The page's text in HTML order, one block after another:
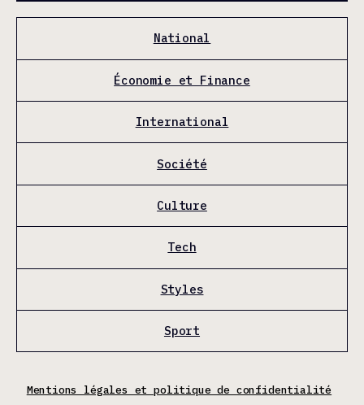
National
Économie et Finance
International
Société
Culture
Tech
Styles
Sport
Mentions légales et politique de confidentialité